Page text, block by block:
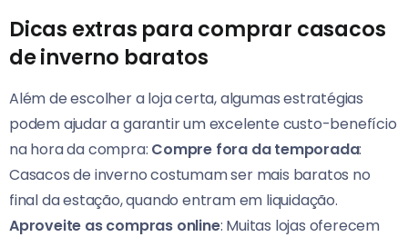
Dicas extras para comprar casacos
de inverno baratos
Além de escolher a loja certa, algumas estratégias
podem ajudar a garantir um excelente custo-benefício
na hora da compra: Compre fora da temporada:
Casacos de inverno costumam ser mais baratos no
final da estação, quando entram em liquidação.
Aproveite as compras online: Muitas lojas oferecem